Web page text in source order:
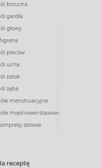
brzucha
gardła
głowy
pleców
ucha
zatok
zęba
menstruacyjne
mięśniowo-stawowe
żelowe
receptę